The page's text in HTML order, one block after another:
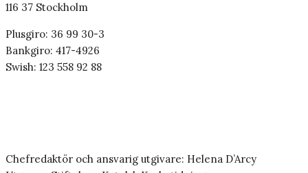
116 37 Stockholm
Plusgiro: 36 99 30-3
Bankgiro: 417-4926
Swish: 123 558 92 88
Chefredaktör och ansvarig utgivare: Helena D’Arcy